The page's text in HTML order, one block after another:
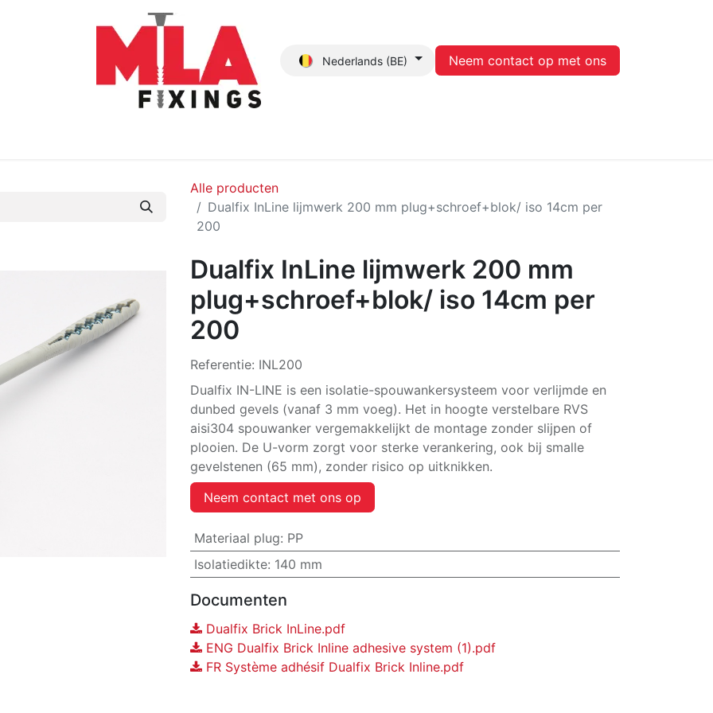
Nederlands (BE) Neem contact op met ons
Alle producten
Dualfix InLine lijmwerk 200 mm plug+schroef+blok/ iso 14cm per
200
Dualfix InLine lijmwerk 200 mm
plug+schroef+blok/ iso 14cm per
200
Referentie: INL200
Dualfix IN-LINE is een isolatie-spouwankersysteem voor verlijmde en
dunbed gevels (vanaf 3 mm voeg). Het in hoogte verstelbare RVS
aisi304 spouwanker vergemakkelijkt de montage zonder slijpen of
plooien. De U-vorm zorgt voor sterke verankering, ook bij smalle
gevelstenen (65 mm), zonder risico op uitknikken.
Neem contact met ons op
Materiaal plug: PP
Isolatiedikte: 140 mm
Documenten
Dualfix Brick InLine.pdf
ENG Dualfix Brick Inline adhesive system (1).pdf
FR Système adhésif Dualfix Brick Inline.pdf